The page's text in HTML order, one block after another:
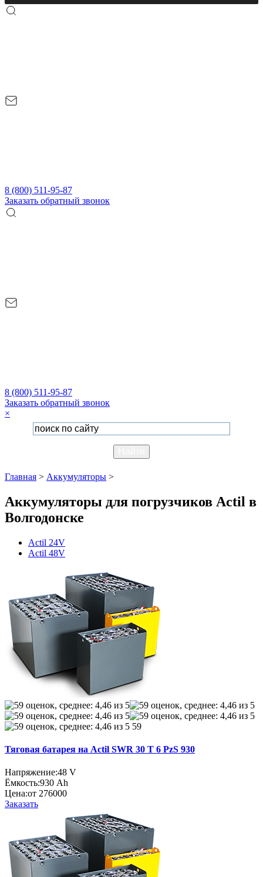
8 (800) 511-95-87
Заказать обратный звонок
8 (800) 511-95-87
Заказать обратный звонок
×
Главная > Аккумуляторы >
Аккумуляторы для погрузчиков Actil в
Волгодонске
Actil 24V
Actil 48V
59
Тяговая батарея на Actil SWR 30 T 6 PzS 930
Напряжение:48 V
Ёмкость:930 Ah
Цена:от 276000
Заказать